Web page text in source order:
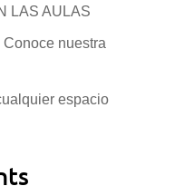
LAS AULAS
nuestra
espacio